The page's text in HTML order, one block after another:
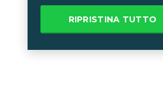
RIPRISTINA TUTTO